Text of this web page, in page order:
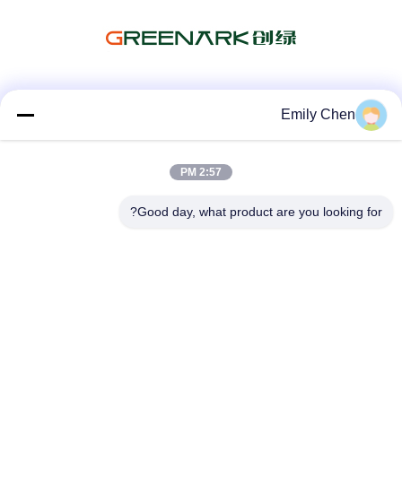
Emily Chen
2:57 PM
Good day, what product are you looking for?